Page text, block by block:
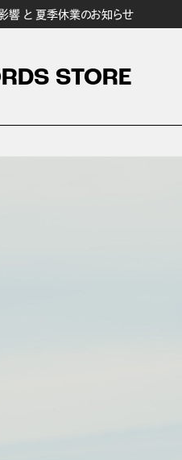
響 と 夏季休業のお知らせ
STORE